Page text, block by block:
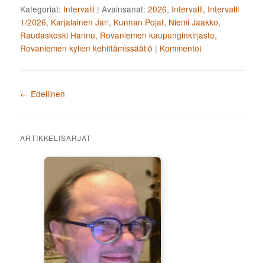
Kategoriat: Intervalli |Avainsanat: 2026, Intervalli, Intervalli
1/2026, Karjalainen Jari, Kunnan Pojat, Niemi Jaakko,
Raudaskoski Hannu, Rovaniemen kaupunginkirjasto,
Rovaniemen kylien kehittämissäätiö | Kommentoi
Artikkelien selaus
← Edellinen
ARTIKKELISARJAT